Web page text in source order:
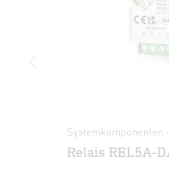
Systemkomponenten
Relais REL5A-